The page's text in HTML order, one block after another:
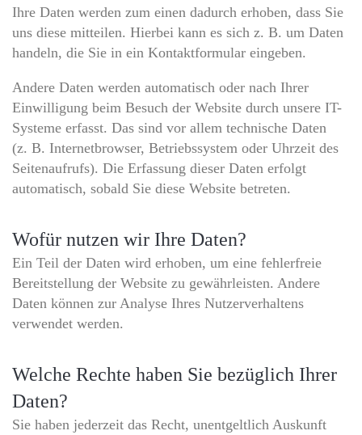
Ihre Daten werden zum einen dadurch erhoben, dass Sie
uns diese mitteilen. Hierbei kann es sich z. B. um Daten
handeln, die Sie in ein Kontaktformular eingeben.
Andere Daten werden automatisch oder nach Ihrer
Einwilligung beim Besuch der Website durch unsere IT-
Systeme erfasst. Das sind vor allem technische Daten
(z. B. Internetbrowser, Betriebssystem oder Uhrzeit des
Seitenaufrufs). Die Erfassung dieser Daten erfolgt
automatisch, sobald Sie diese Website betreten.
Wofür nutzen wir Ihre Daten?
Ein Teil der Daten wird erhoben, um eine fehlerfreie
Bereitstellung der Website zu gewährleisten. Andere
Daten können zur Analyse Ihres Nutzerverhaltens
verwendet werden.
Welche Rechte haben Sie bezüglich Ihrer
Daten?
Sie haben jederzeit das Recht, unentgeltlich Auskunft